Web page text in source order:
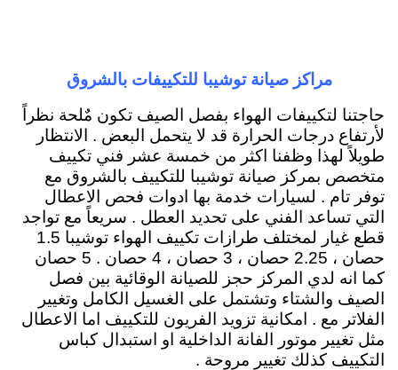
مراكز صيانة توشيبا للتكييفات بالشروق
حاجتنا لتكييفات الهواء بفصل الصيف تكون مٌلحة نظراً
لأرتفاع درجات الحرارة قد لا يتحمل البعض . الانتظار
طويلاً لهذا وظفنا اكثر من خمسة عشر فني تكييف
متخصص بمركز صيانة توشيبا للتكييف بالشروق مع
توفر تام . لسيارات خدمة بها ادوات فحص الاعطال
التي تساعد الفني على تحديد العطل . سريعاً مع تواجد
قطع غيار لمختلف طرازات تكييف الهواء توشيبا 1.5
حصان ، 2.25 حصان ، 3 حصان ، 4 حصان . 5 حصان
كما انه لدي المركز حجز للصيانة الوقائية بين فصل
الصيف والشتاء وتشتمل على الغسيل الكامل وتغيير
الفلاتر مع . امكانية تزويد الفريون للتكييف اما الاعطال
مثل تغيير موتور الفانة الداخلية او استبدال كباس
التكييف كذلك تغيير مروحة .